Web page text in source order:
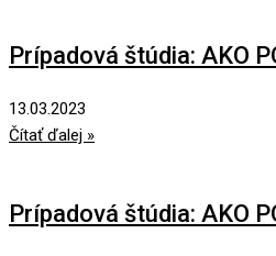
Prípadová štúdia: AKO
13.03.2023
Čítať ďalej »
Prípadová štúdia: AKO